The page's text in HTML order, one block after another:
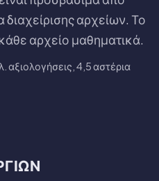
αρχείων. Το
αρχείο μαθηματικά.
4,5 αστέρια